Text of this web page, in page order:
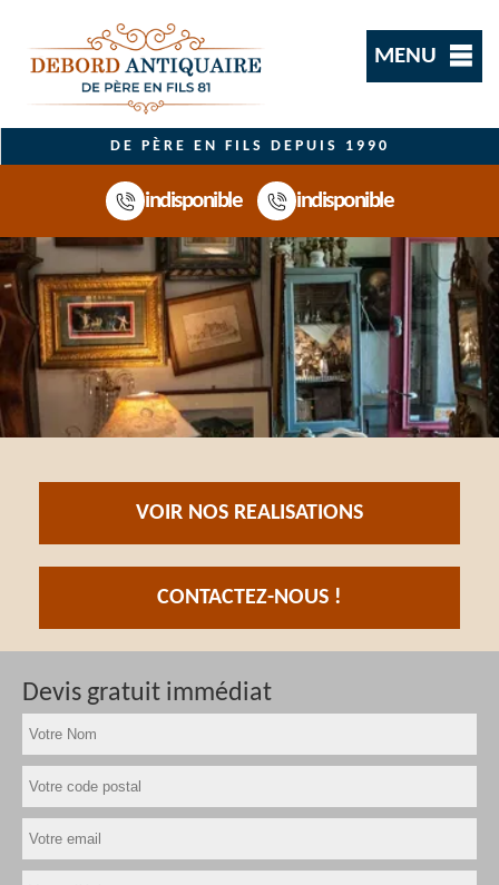
MENU
DE PÈRE EN FILS DEPUIS 1990
indisponible indisponible
VOIR NOS REALISATIONS
CONTACTEZ-NOUS !
Devis gratuit immédiat